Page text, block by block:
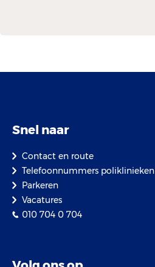
Snel naar
Contact en route
Telefoonnummers poliklinieken
Parkeren
Vacatures
010 704 0 704